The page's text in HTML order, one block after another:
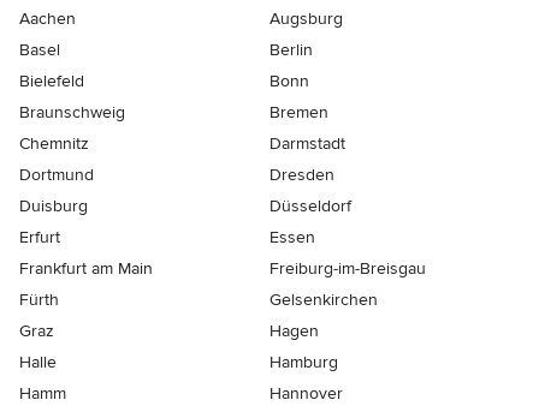
Aachen
Augsburg
Basel
Berlin
Bielefeld
Bonn
Braunschweig
Bremen
Chemnitz
Darmstadt
Dortmund
Dresden
Duisburg
Düsseldorf
Erfurt
Essen
Frankfurt am Main
Freiburg-im-Breisgau
Fürth
Gelsenkirchen
Graz
Hagen
Halle
Hamburg
Hamm
Hannover